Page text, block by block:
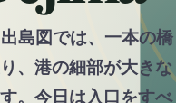
島図では、一本の橋
、港の細部が大きな
。今日は入口をすべ